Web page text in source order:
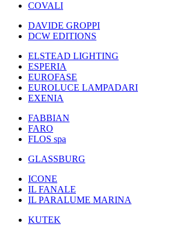
COVALI
DAVIDE GROPPI
DCW EDITIONS
ELSTEAD LIGHTING
ESPERIA
EUROFASE
EUROLUCE LAMPADARI
EXENIA
FABBIAN
FARO
FLOS spa
GLASSBURG
ICONE
IL FANALE
IL PARALUME MARINA
KUTEK